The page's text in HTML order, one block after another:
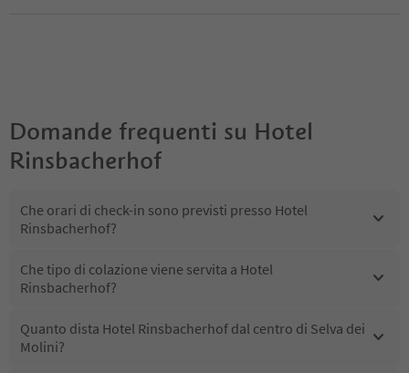
Domande frequenti su Hotel
Rinsbacherhof
Che orari di check-in sono previsti presso Hotel
Rinsbacherhof?
Che tipo di colazione viene servita a Hotel
Rinsbacherhof?
Quanto dista Hotel Rinsbacherhof dal centro di Selva dei
Molini?